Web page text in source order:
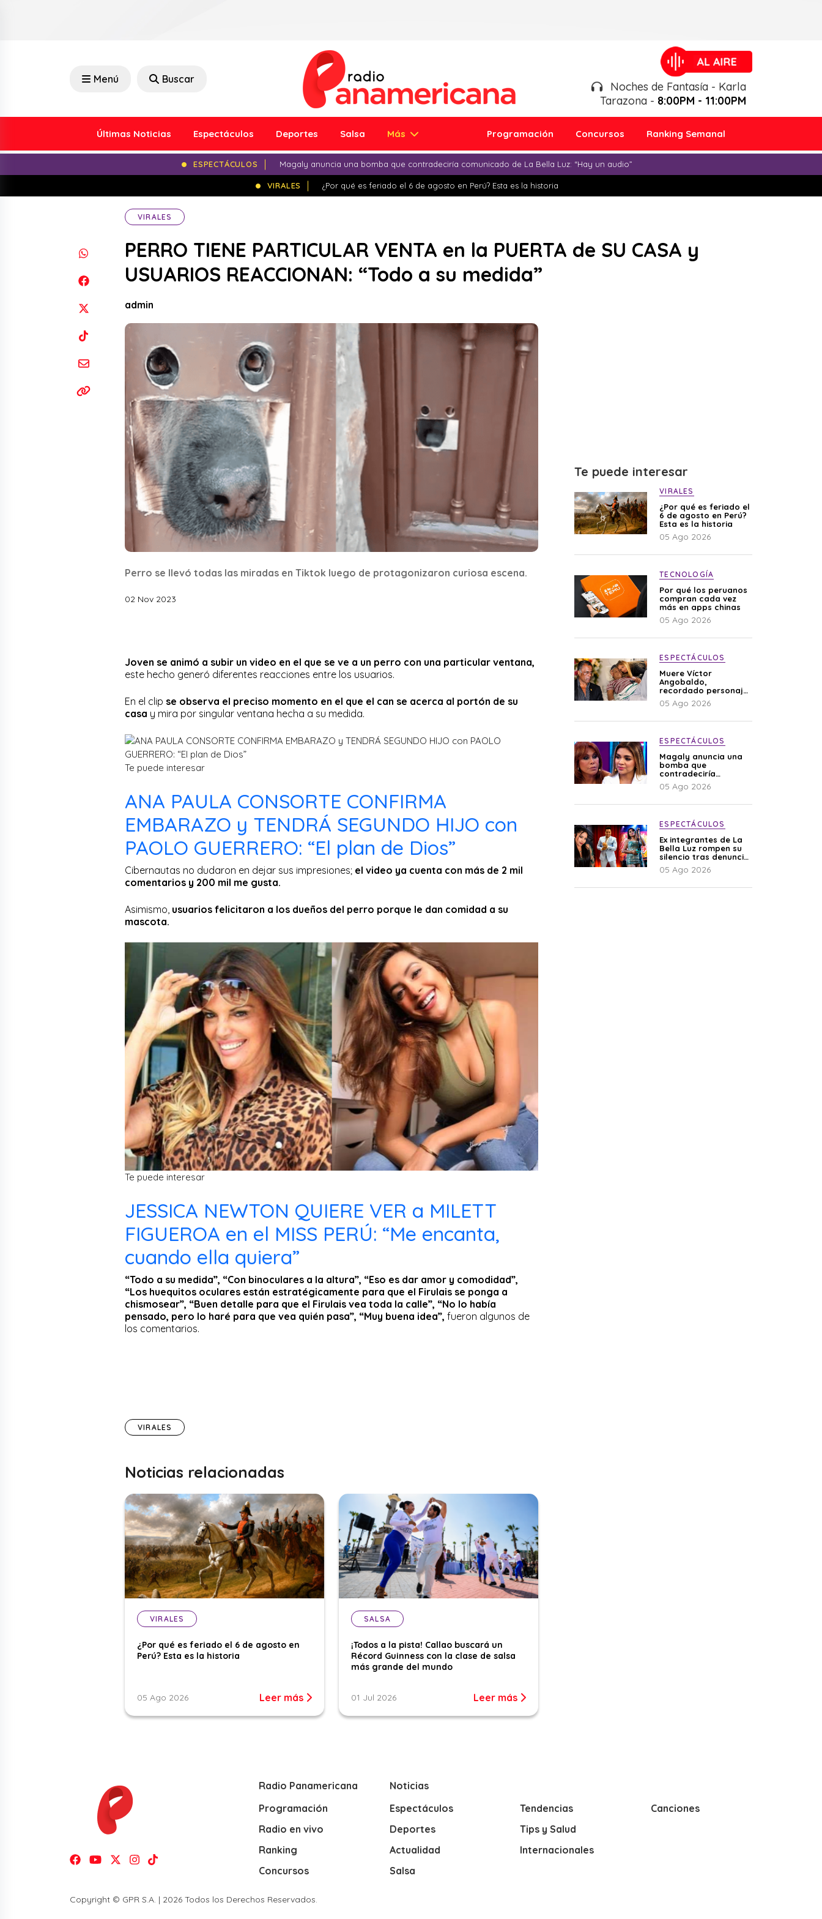
Menú Buscar
Noches de Fantasía - Karla
Tarazona - 8:00PM - 11:00PM
Últimas Noticias Espectáculos Deportes Salsa Más Programación Concursos Ranking Semanal
ESPECTÁCULOS Magaly anuncia una bomba que contradeciría comunicado de La Bella Luz: “Hay un audio”
VIRALES ¿Por qué es feriado el 6 de agosto en Perú? Esta es la historia
VIRALES
PERRO TIENE PARTICULAR VENTA en la PUERTA de SU CASA y
USUARIOS REACCIONAN: “Todo a su medida”
admin
Perro se llevó todas las miradas en Tiktok luego de protagonizaron curiosa escena.
02 Nov 2023
Joven se animó a subir un video en el que se ve a un perro con una particular ventana,
este hecho generó diferentes reacciones entre los usuarios.
En el clip se observa el preciso momento en el que el can se acerca al portón de su
casa y mira por singular ventana hecha a su medida.
Te puede interesar
ANA PAULA CONSORTE CONFIRMA
EMBARAZO y TENDRÁ SEGUNDO HIJO con
PAOLO GUERRERO: “El plan de Dios”
Cibernautas no dudaron en dejar sus impresiones; el video ya cuenta con más de 2 mil
comentarios y 200 mil me gusta.
Asimismo, usuarios felicitaron a los dueños del perro porque le dan comidad a su
mascota.
Te puede interesar
JESSICA NEWTON QUIERE VER a MILETT
FIGUEROA en el MISS PERÚ: “Me encanta,
cuando ella quiera”
“Todo a su medida”, “Con binoculares a la altura”, “Eso es dar amor y comodidad”,
“Los huequitos oculares están estratégicamente para que el Firulais se ponga a
chismosear”, “Buen detalle para que el Firulais vea toda la calle”, “No lo había
pensado, pero lo haré para que vea quién pasa”, “Muy buena idea”, fueron algunos de
los comentarios.
VIRALES
Noticias relacionadas
VIRALES
¿Por qué es feriado el 6 de agosto en
Perú? Esta es la historia
05 Ago 2026 Leer más
SALSA
¡Todos a la pista! Callao buscará un
Récord Guinness con la clase de salsa
más grande del mundo
01 Jul 2026 Leer más
Te puede interesar
VIRALES
¿Por qué es feriado el
6 de agosto en Perú?
Esta es la historia
05 Ago 2026
TECNOLOGÍA
Por qué los peruanos
compran cada vez
más en apps chinas
05 Ago 2026
ESPECTÁCULOS
Muere Víctor
Angobaldo,
recordado personaje
de la farándula y
expareja de Shirley
05 Ago 2026
ESPECTÁCULOS
Magaly anuncia una
bomba que
contradeciría
comunicado de La
Bella Luz: “Hay un
05 Ago 2026
ESPECTÁCULOS
Ex integrantes de La
Bella Luz rompen su
silencio tras denuncia
de Naldy: “Todo el
mundo lo sabía”
05 Ago 2026
Radio Panamericana
Programación
Radio en vivo
Ranking
Concursos
Noticias
Espectáculos
Deportes
Actualidad
Salsa
Tendencias
Tips y Salud
Internacionales
Canciones
Copyright © GPR S.A. | 2026 Todos los Derechos Reservados.